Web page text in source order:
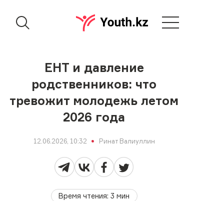
ЕНТ и давление
родственников: что
тревожит молодежь летом
2026 года
12.06.2026, 10:32 Ринат Валиуллин
Время чтения:3 мин